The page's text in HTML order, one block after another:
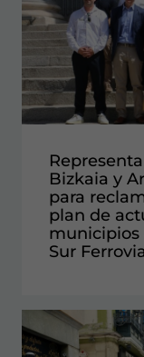
Bizkaia y
para
plan de
municipios
Sur